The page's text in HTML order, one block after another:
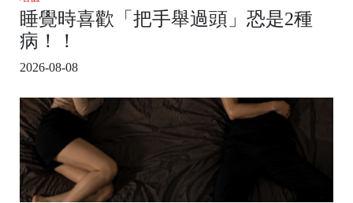
睡覺時喜歡「把手舉過頭」恐是2種
病！！
2026-08-08